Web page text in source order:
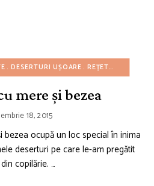
DESERTURI UȘOARE REȚETE CU BUGET REDUS
mere și bezea
18, 2015
bezea ocupă un loc special în inima
deserturi pe care le-am pregătit
copilărie. …